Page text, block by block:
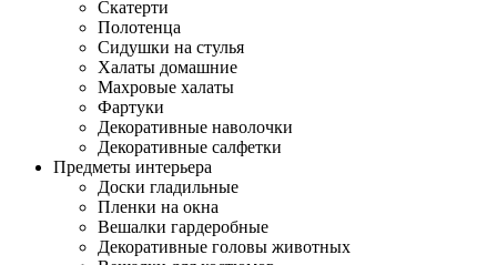
Скатерти
Полотенца
Сидушки на стулья
Халаты домашние
Махровые халаты
Фартуки
Декоративные наволочки
Декоративные салфетки
Предметы интерьера
Доски гладильные
Пленки на окна
Вешалки гардеробные
Декоративные головы животных